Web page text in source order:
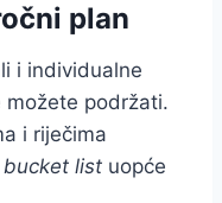
plan
i individualne
možete podržati.
i riječima
bucket list uopće